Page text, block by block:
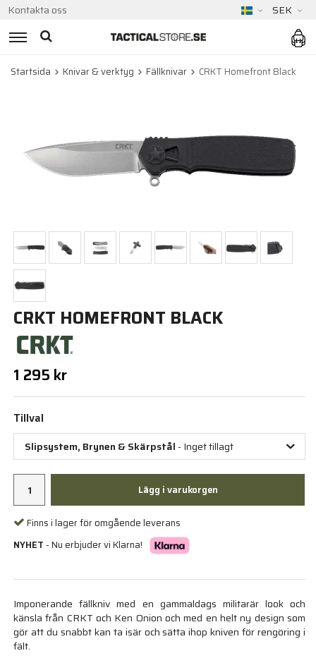
Kontakta oss SEK
Startsida Knivar & verktyg Fällknivar CRKT Homefront Black
CRKT HOMEFRONT BLACK
1 295 kr
Tillval
Slipsystem, Brynen & Skärpstål - Inget tillagt
Lägg i varukorgen
Finns i lager för omgående leverans
NYHET - Nu erbjuder vi Klarna!
Imponerande fällkniv med en gammaldags militarär look och
känsla från CRKT och Ken Onion och med en helt ny design som
gör att du snabbt kan ta isär och sätta ihop kniven för rengöring i
fält.